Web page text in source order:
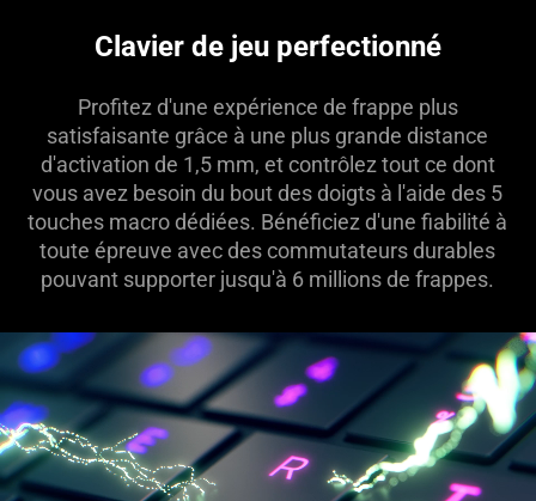
Clavier de jeu perfectionné
Profitez d'une expérience de frappe plus
satisfaisante grâce à une plus grande distance
d'activation de 1,5 mm, et contrôlez tout ce dont
vous avez besoin du bout des doigts à l'aide des 5
touches macro dédiées. Bénéficiez d'une fiabilité à
toute épreuve avec des commutateurs durables
pouvant supporter jusqu'à 6 millions de frappes.